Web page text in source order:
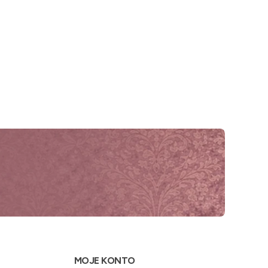
MOJE KONTO